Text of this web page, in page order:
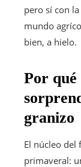
pero sí con
mundo
bien, a hielo.
Por qué
granizo
El núcleo del
primaveral: